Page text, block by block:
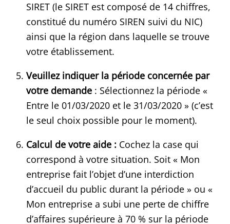
SIRET (le SIRET est composé de 14 chiffres,
constitué du numéro SIREN suivi du NIC)
ainsi que la région dans laquelle se trouve
votre établissement.
Veuillez indiquer la période concernée par
votre demande : Sélectionnez la période «
Entre le 01/03/2020 et le 31/03/2020 » (c’est
le seul choix possible pour le moment).
Calcul de votre aide : Cochez la case qui
correspond à votre situation. Soit « Mon
entreprise fait l’objet d’une interdiction
d’accueil du public durant la période » ou «
Mon entreprise a subi une perte de chiffre
d’affaires supérieure à 70 % sur la période